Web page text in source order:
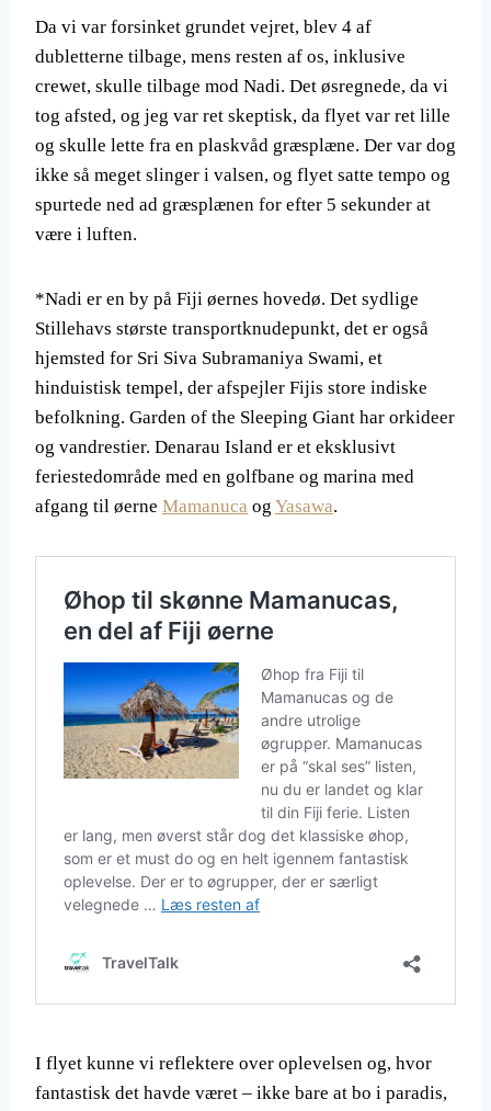
Da vi var forsinket grundet vejret, blev 4 af
dubletterne tilbage, mens resten af os, inklusive
crewet, skulle tilbage mod Nadi. Det øsregnede, da vi
tog afsted, og jeg var ret skeptisk, da flyet var ret lille
og skulle lette fra en plaskvåd græsplæne. Der var dog
ikke så meget slinger i valsen, og flyet satte tempo og
spurtede ned ad græsplænen for efter 5 sekunder at
være i luften.
*Nadi er en by på Fiji øernes hovedø. Det sydlige
Stillehavs største transportknudepunkt, det er også
hjemsted for Sri Siva Subramaniya Swami, et
hinduistisk tempel, der afspejler Fijis store indiske
befolkning. Garden of the Sleeping Giant har orkideer
og vandrestier. Denarau Island er et eksklusivt
feriestedområde med en golfbane og marina med
afgang til øerne Mamanuca og Yasawa.
I flyet kunne vi reflektere over oplevelsen og, hvor
fantastisk det havde været – ikke bare at bo i paradis,